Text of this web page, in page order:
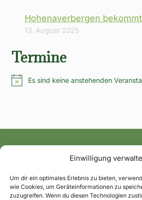
Einwilligung
Um dir ein optimales Erlebnis zu bieten,
wie Cookies, um Geräteinformationen zu
zuzugreifen. Wenn du diesen Technologien
Hohenaverbergen
13. August 2025
Termine
HinweisEs sind keine anstehenden
Alle News und Termine